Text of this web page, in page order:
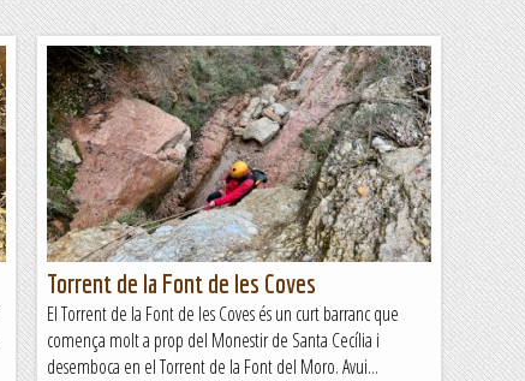
Torrent de la Font de les Coves
El Torrent de la Font de les Coves és un curt barranc que
comença molt a prop del Monestir de Santa Cecília i
desemboca en el Torrent de la Font del Moro. Avui...